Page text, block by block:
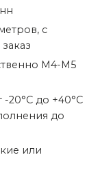
с
М4-М5
20°C до +40°C
до
или